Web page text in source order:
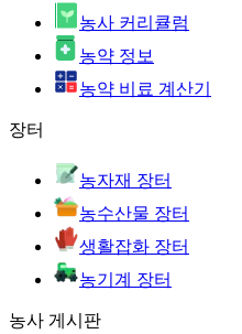
농사 커리큘럼
농약 정보
농약 비료 계산기
장터
농자재 장터
농수산물 장터
생활잡화 장터
농기계 장터
농사 게시판